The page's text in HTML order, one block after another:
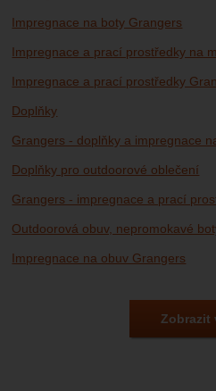
Impregnace na boty Grangers
Impregnace a prací prostředky na
Impregnace a prací prostředky
Doplňky
Grangers - doplňky a impregnace
Doplňky pro outdoorové oblečení
Grangers - impregnace a prací
Outdoorová obuv, nepromokavé
Impregnace na obuv Grangers
Zobrazit